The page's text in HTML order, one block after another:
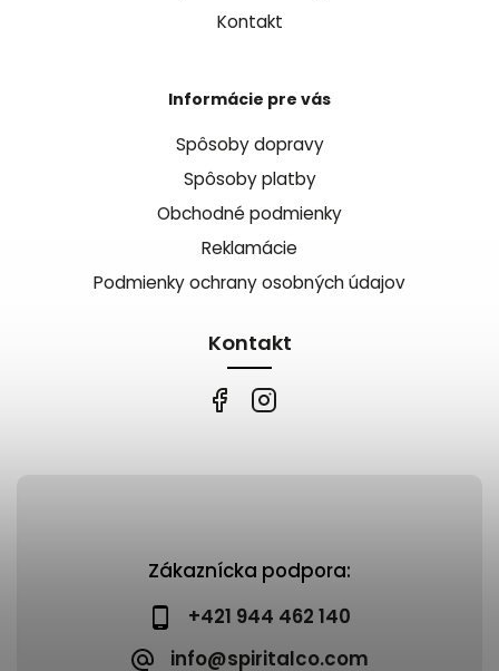
Zákaznícka podpora:
+421 944 462 140
info@spiritalco.com
Kontakt
Informácie pre vás
Spôsoby dopravy
Spôsoby platby
Obchodné podmienky
Reklamácie
Podmienky ochrany osobných údajov
Kontakt